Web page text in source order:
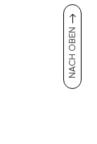
NACH OBEN